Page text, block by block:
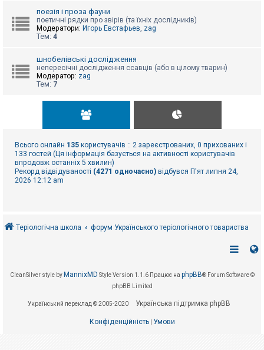
поезія і проза фауни
поетичні рядки про звірів (та їхніх дослідників)
Модератори: Игорь Евстафьев, zag
Тем: 4
шнобелівські дослідження
непересічні дослідження ссавців (або в цілому тварин)
Модератор: zag
Тем: 7
Всього онлайн 135 користувачів :: 2 зареєстрованих, 0 прихованих і
133 гостей (Ця інформація базується на активності користувачів
впродовж останніх 5 хвилин)
Рекорд відвідуваності (4271 одночасно) відбувся П'ят липня 24,
2026 12:12 am
Теріологічна школа форум Українського теріологічного товариства
CleanSilver style by MannixMD Style Version 1.1.6 Працює на phpBB® Forum Software ©
phpBB Limited
Український переклад © 2005-2020 Українська підтримка phpBB
Конфіденційність| Умови